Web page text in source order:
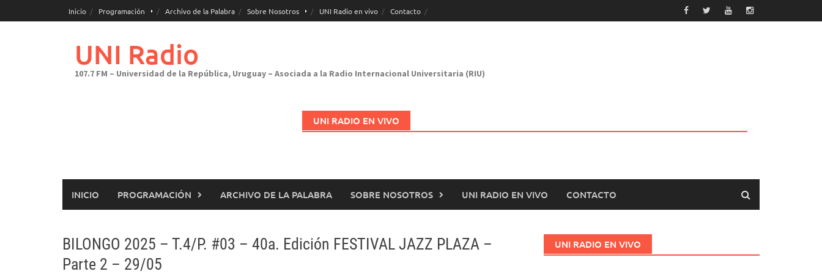
al
Inicio Programación Archivo de la Palabra Sobre Nosotros UNI Radio en vivo Contacto
UNI Radio
107.7 FM – Universidad de la República, Uruguay – Asociada a la Radio Internacional Universitaria (RIU)
UNI RADIO EN VIVO
INICIO PROGRAMACIÓN ARCHIVO DE LA PALABRA SOBRE NOSOTROS UNI RADIO EN VIVO CONTACTO
BILONGO 2025 – T.4/P. #03 – 40a. Edición FESTIVAL JAZZ PLAZA –
Parte 2 – 29/05
UNI RADIO EN VIVO